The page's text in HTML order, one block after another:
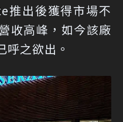
推出後獲得市場不
收高峰，如今該廠
呼之欲出。